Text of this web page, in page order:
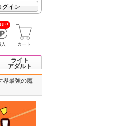
グイン
UP!
入 カート
ライト
アダルト
界最強の魔